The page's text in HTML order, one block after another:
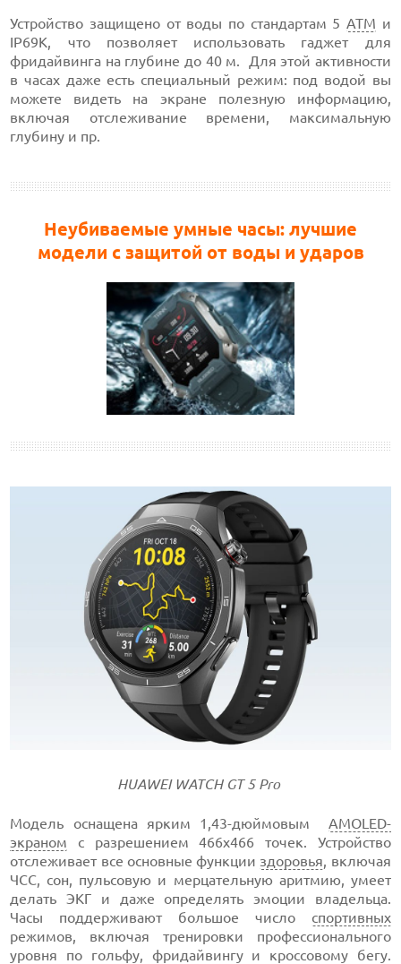
Устройство защищено от воды по стандартам 5АТМ и
IP69K, что позволяет использовать гаджет для
фридайвинга на глубине до 40 м. Для этой активности
в часах даже есть специальный режим: под водой вы
можете видеть на экране полезную информацию,
включая отслеживание времени, максимальную
глубину и пр.
Неубиваемые умные часы: лучшие
модели с защитой от воды и ударов
HUAWEI WATCH GT 5 Pro
Модель оснащена ярким 1,43-дюймовым AMOLED-
экраном c разрешением 466х466 точек. Устройство
отслеживает все основные функции здоровья, включая
ЧСС, сон, пульсовую и мерцательную аритмию, умеет
делать ЭКГ и даже определять эмоции владельца.
Часы поддерживают большое число спортивных
режимов, включая тренировки профессионального
уровня по гольфу, фридайвингу и кроссовому бегу.